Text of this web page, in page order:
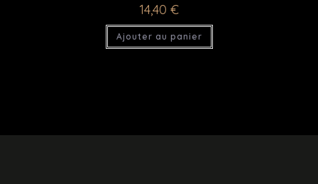
14,40 €
Ajouter au panier